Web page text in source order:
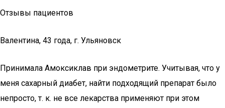
Отзывы пациентов
Валентина, 43 года, г. Ульяновск
Принимала Амоксиклав при эндометрите. Учитывая, что у
меня сахарный диабет, найти подходящий препарат было
непросто, т. к. не все лекарства применяют при этом